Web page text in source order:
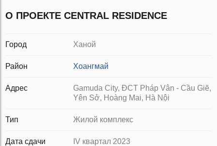
О ПРОЕКТЕ CENTRAL RESIDENCE
Город Ханой
Район Хоангмай
Адрес
Gamuda City, ĐCT Pháp Vân - Cầu Giẽ,
Yên Sở, Hoàng Mai, Hà Nội
Тип Жилой комплекс
Дата сдачи IV квартал 2023